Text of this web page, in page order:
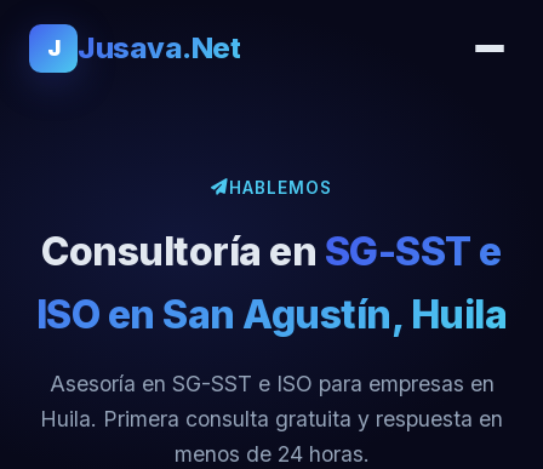
J Jusava.Net
HABLEMOS
Consultoría en SG-SST e
ISO en San Agustín, Huila
Asesoría en SG-SST e ISO para empresas en
Huila. Primera consulta gratuita y respuesta en
menos de 24 horas.